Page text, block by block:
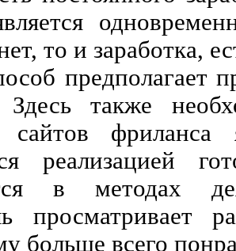
то и заработка,
предполагает
Здесь также
сайтов
реализацией
в методах
просматривает
больше всего